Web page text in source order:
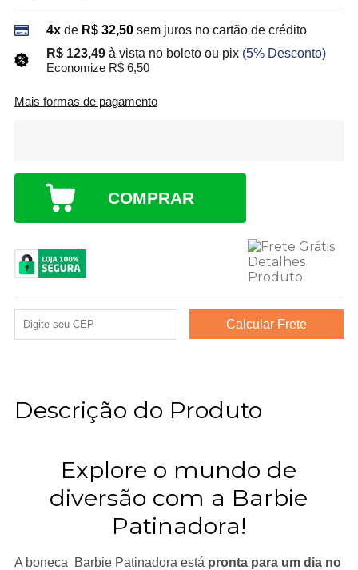
4xde R$ 32,50 sem juros no cartão de crédito
R$ 123,49 à vista no boleto ou pix (5% Desconto)
Economize R$ 6,50
Mais formas de pagamento
COMPRAR
Descrição do Produto
Explore o mundo de
diversão com a Barbie
Patinadora!
A boneca Barbie Patinadora está pronta para um dia no